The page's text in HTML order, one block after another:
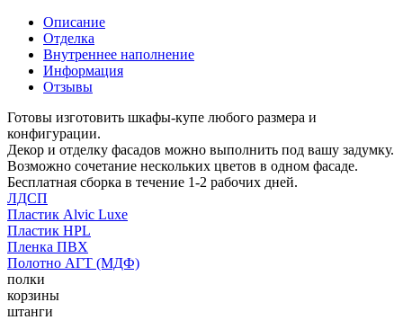
Описание
Отделка
Внутреннее наполнение
Информация
Отзывы
Готовы изготовить шкафы-купе любого размера и
конфигурации.
Декор и отделку фасадов можно выполнить под вашу задумку.
Возможно сочетание нескольких цветов в одном фасаде.
Бесплатная сборка в течение 1-2 рабочих дней.
ЛДСП
Пластик Alvic Luxe
Пластик HPL
Пленка ПВХ
Полотно АГТ (МДФ)
полки
корзины
штанги